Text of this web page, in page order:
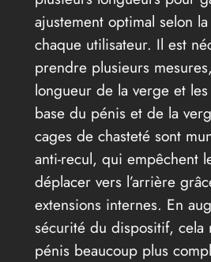
ajustement optimal selon
chaque utilisateur. Il est
prendre plusieurs
longueur de la verge et
base du pénis et de la
cages de chasteté sont
anti-recul, qui empêchent
déplacer vers l’arrière
extensions internes. En
sécurité du dispositif,
pénis beaucoup plus